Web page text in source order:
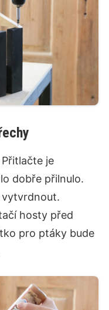
je
dobře přilnulo.
vytvrdnout.
hosty před
pro ptáky bude